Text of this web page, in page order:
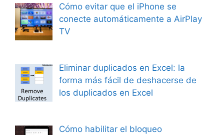
Cómo evitar que el iPhone se
conecte automáticamente a AirPlay
TV
Eliminar duplicados en Excel: la
forma más fácil de deshacerse de
los duplicados en Excel
Cómo habilitar el bloqueo